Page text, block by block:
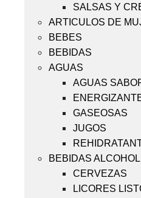
SALSAS Y
ARTICULOS DE
BEBES
BEBIDAS
AGUAS
AGUAS
GASEOSAS
JUGOS
BEBIDAS
CERVEZAS
LICORES